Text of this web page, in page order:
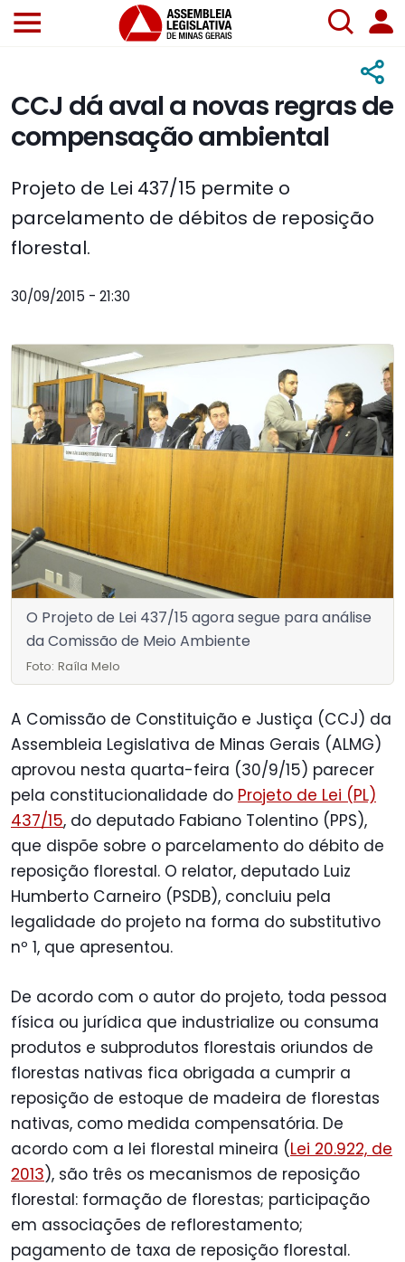
CCJ dá aval a novas regras de
compensação ambiental
Projeto de Lei 437/15 permite o
parcelamento de débitos de reposição
florestal.
30/09/2015 - 21:30
O Projeto de Lei 437/15 agora segue para análise
da Comissão de Meio Ambiente
Foto: Raíla Melo
A Comissão de Constituição e Justiça (CCJ) da
Assembleia Legislativa de Minas Gerais (ALMG)
aprovou nesta quarta-feira (30/9/15) parecer
pela constitucionalidade do Projeto de Lei (PL)
437/15, do deputado Fabiano Tolentino (PPS),
que dispõe sobre o parcelamento do débito de
reposição florestal. O relator, deputado Luiz
Humberto Carneiro (PSDB), concluiu pela
legalidade do projeto na forma do substitutivo
nº 1, que apresentou.
De acordo com o autor do projeto, toda pessoa
física ou jurídica que industrialize ou consuma
produtos e subprodutos florestais oriundos de
florestas nativas fica obrigada a cumprir a
reposição de estoque de madeira de florestas
nativas, como medida compensatória. De
acordo com a lei florestal mineira (Lei 20.922, de
2013), são três os mecanismos de reposição
florestal: formação de florestas; participação
em associações de reflorestamento;
pagamento de taxa de reposição florestal.